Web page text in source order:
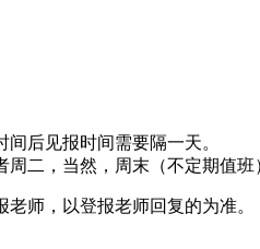
后见报时间需要隔一天。
二，当然，周末（不定期值班
师，以登报老师回复的为准。